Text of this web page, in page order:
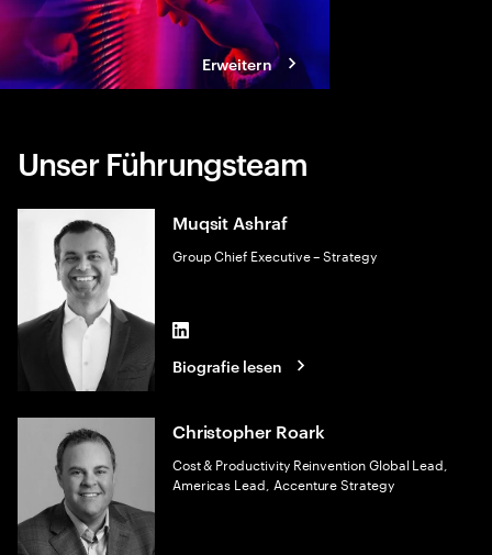
Erweitern
Unser Führungsteam
Muqsit Ashraf
Group Chief Executive – Strategy
LinkedIn
Biografie lesen
Christopher Roark
Cost & Productivity Reinvention Global Lead,
Americas Lead, Accenture Strategy